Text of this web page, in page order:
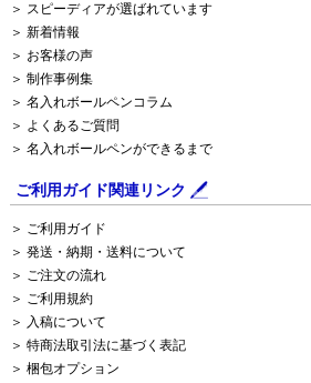
＞ スピーディアが選ばれています
＞ 新着情報
＞ お客様の声
＞ 制作事例集
＞ 名入れボールペンコラム
＞ よくあるご質問
＞ 名入れボールペンができるまで
ご利用ガイド関連リンク
＞ ご利用ガイド
＞ 発送・納期・送料について
＞ ご注文の流れ
＞ ご利用規約
＞ 入稿について
＞ 特商法取引法に基づく表記
＞ 梱包オプション